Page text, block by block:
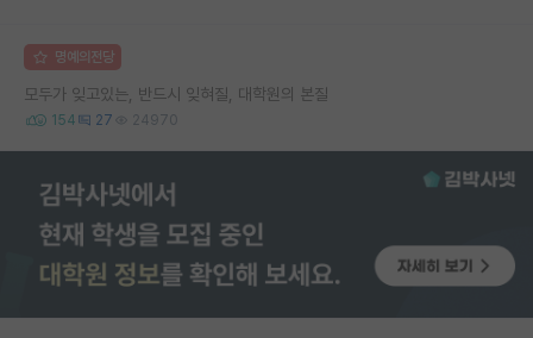
명예의전당
모두가 잊고있는, 반드시 잊혀질, 대학원의 본질
154 27 24970